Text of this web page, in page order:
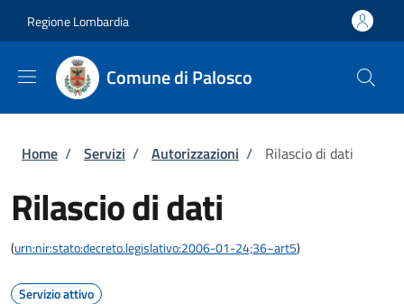
Regione Lombardia
Comune di Palosco
Briciole di pane
Home / Servizi / Autorizzazioni / Rilascio di dati
Rilascio di dati
(urn:nir:stato:decreto.legislativo:2006-01-24;36~art5)
Servizio attivo